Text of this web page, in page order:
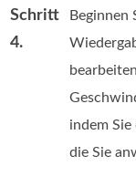
Schritt
4.
Beginnen
indem
die Sie